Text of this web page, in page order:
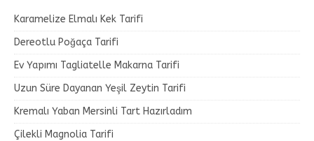
Karamelize Elmalı Kek Tarifi
Dereotlu Poğaça Tarifi
Ev Yapımı Tagliatelle Makarna Tarifi
Uzun Süre Dayanan Yeşil Zeytin Tarifi
Kremalı Yaban Mersinli Tart Hazırladım
Çilekli Magnolia Tarifi